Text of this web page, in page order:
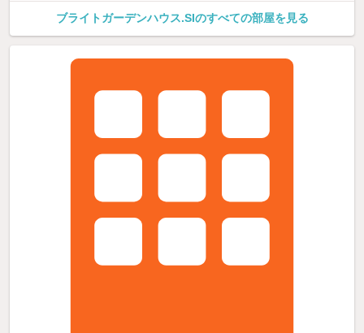
ブライトガーデンハウス.SIのすべての部屋を見る